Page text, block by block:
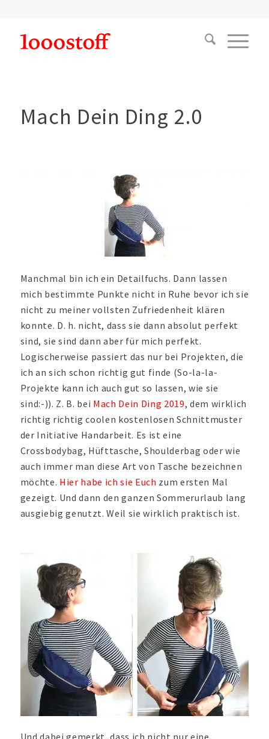
Mach Dein Ding 2.0
Manchmal bin ich ein Detailfuchs. Dann lassen
mich bestimmte Punkte nicht in Ruhe bevor ich sie
nicht zu meiner vollsten Zufriedenheit klären
konnte. D. h. nicht, dass sie dann absolut perfekt
sind, sie sind dann aber für mich perfekt.
Logischerweise passiert das nur bei Projekten, die
ich an sich schon richtig gut finde (So-la-la-
Projekte kann ich auch gut so lassen, wie sie
sind:-)). Z. B. bei Mach Dein Ding 2019, dem wirklich
richtig richtig coolen kostenlosen Schnittmuster
der Initiative Handarbeit. Es ist eine
Crossbodybag, Hüfttasche, Shoulderbag oder wie
auch immer man diese Art von Tasche bezeichnen
möchte. Hier habe ich sie Euch zum ersten Mal
gezeigt. Und dann den ganzen Sommerurlaub lang
ausgiebig genutzt. Weil sie wirklich praktisch ist.
Und dabei gemerkt, dass ich nicht nur eine,